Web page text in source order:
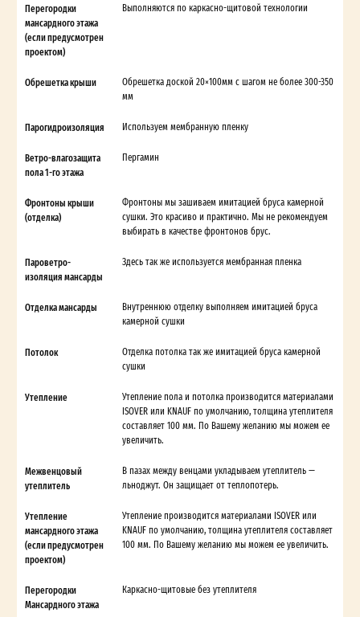
Перегородки
мансардного этажа
(если предусмотрен
проектом)
Выполняются по каркасно-щитовой технологии
Обрешетка крыши
Обрешетка доской 20×100мм с шагом не более 300-350
мм
Парогидроизоляция Используем мембранную пленку
Ветро-влагозащита
пола 1-го этажа
Пергамин
Фронтоны крыши
(отделка)
Фронтоны мы зашиваем имитацией бруса камерной
сушки. Это красиво и практично. Мы не рекомендуем
выбирать в качестве фронтонов брус.
Пароветро-
изоляция мансарды
Здесь так же используется мембранная пленка
Отделка мансарды
Внутреннюю отделку выполняем имитацией бруса
камерной сушки
Потолок
Отделка потолка так же имитацией бруса камерной
сушки
Утепление
Утепление пола и потолка производится материалами
ISOVER или KNAUF по умолчанию, толщина утеплителя
составляет 100 мм. По Вашему желанию мы можем ее
увеличить.
Межвенцовый
утеплитель
В пазах между венцами укладываем утеплитель —
льноджут. Он защищает от теплопотерь.
Утепление
мансардного этажа
(если предусмотрен
проектом)
Утепление производится материалами ISOVER или
KNAUF по умолчанию, толщина утеплителя составляет
100 мм. По Вашему желанию мы можем ее увеличить.
Перегородки
Мансардного этажа
Каркасно-щитовые без утеплителя